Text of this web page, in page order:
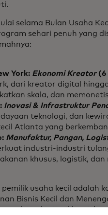
selama Bulan Usaha
sehari penuh yang
York: Ekonomi Kreator (6
dari kreator digital
skala, dan
Inovasi & Infrastruktur
teknologi, dan
Atlanta yang
Manufaktur, Pangan,
industri-industri
khusus, logistik,
pemilik usaha kecil adalah
Bisnis Kecil dan
Usaha Kecil kami,